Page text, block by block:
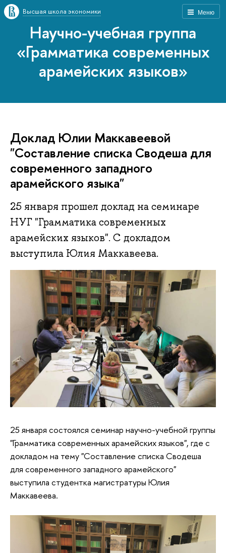
Меню
Высшая школа экономики
Научно-учебная группа
«Грамматика современных
арамейских языков»
Доклад Юлии Маккавеевой
"Составление списка Сводеша для
современного западного
арамейского языка"
25 января прошел доклад на семинаре
НУГ "Грамматика современных
арамейских языков". С докладом
выступила Юлия Маккавеева.
25 января состоялся семинар научно-учебной группы
"Грамматика современных арамейских языков", где с
докладом на тему "Составление списка Сводеша
для современного западного арамейского"
выступила студентка магистратуры Юлия
Маккавеева.